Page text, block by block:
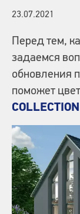
23.07.2021
Перед тем,
задаемся
обновления
поможет
COLLECTION